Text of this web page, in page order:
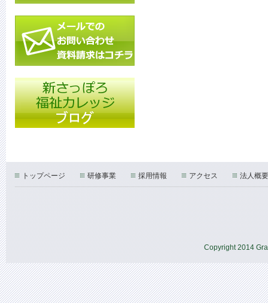
トップページ 研修事業 採用情報 アクセス 法人概要
Copyright 2014